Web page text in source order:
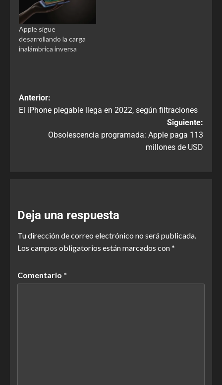
Apple sigue
desarrollando la carga
inalámbrica inversa
Anterior:
El iPhone plegable llega en 2022, según filtraciones
Siguiente:
Obsolescencia programada: Apple paga 113
millones de USD
Deja una respuesta
Tu dirección de correo electrónico no será publicada.
Los campos obligatorios están marcados con*
Comentario *